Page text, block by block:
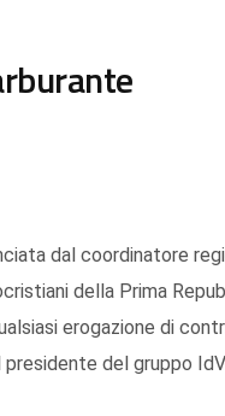
dal coordinatore
della Prima
erogazione di
del gruppo